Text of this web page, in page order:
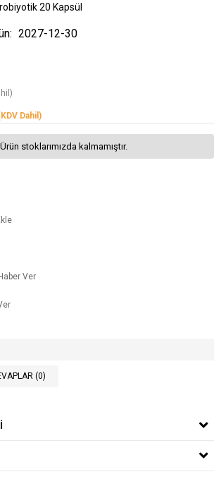
20 Kapsül
Dahil)
2027-12-30
Ürün stoklarımızda kalmamıştır.
Ver
(0)